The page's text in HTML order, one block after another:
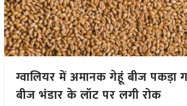
ग्वालियर में अमानक गेहूं बीज पकड़ा
बीज भंडार के लॉट पर लगी रोक